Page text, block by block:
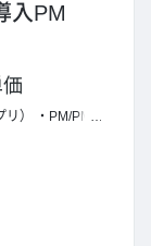
入PM
）
PM/PMO